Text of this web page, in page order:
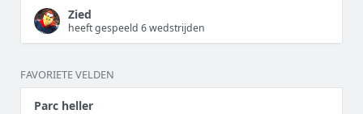
Zied
heeft gespeeld 6 wedstrijden
FAVORIETE VELDEN
Parc heller